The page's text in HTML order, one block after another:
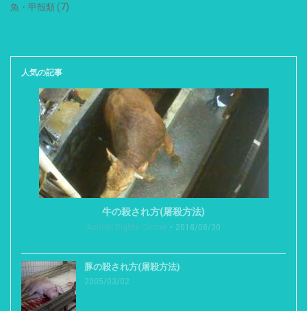
魚・甲殻類 (7)
人気の記事
牛の殺され方(屠殺方法)
Animal Rights Center 2018/08/30
豚の殺され方(屠殺方法)
2005/03/02